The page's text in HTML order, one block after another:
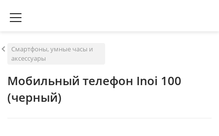
Смартфоны, умные часы и
аксессуары
Мобильный телефон Inoi 100
(черный)